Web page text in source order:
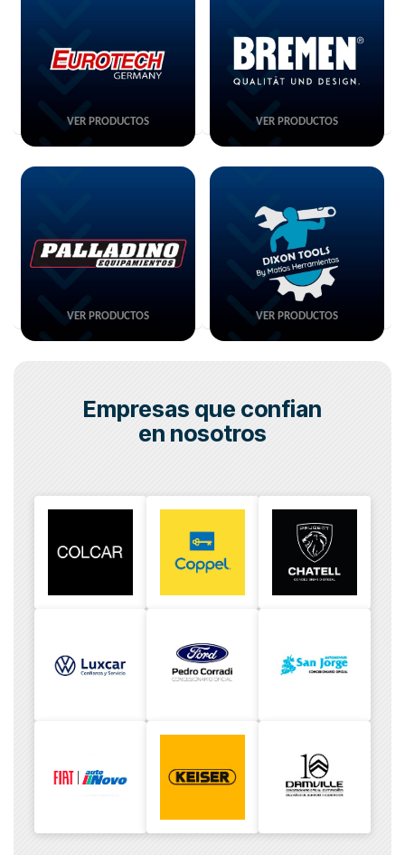
VER PRODUCTOS VER PRODUCTOS
VER PRODUCTOS VER PRODUCTOS
Empresas que confian
en nosotros